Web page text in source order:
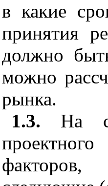
в какие
принятия
должно быт
можно
рынка.
1.3. На
проектного
факторов,